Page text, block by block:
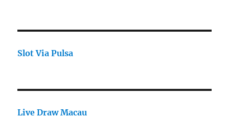
Slot Via Pulsa
Live Draw Macau